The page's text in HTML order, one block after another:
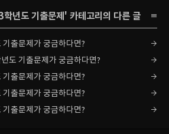
년도 기출문제' 카테고리의 다른 글
출문제가 궁금하다면?
도 기출문제가 궁금하다면?
출문제가 궁금하다면?
출문제가 궁금하다면?
출문제가 궁금하다면?